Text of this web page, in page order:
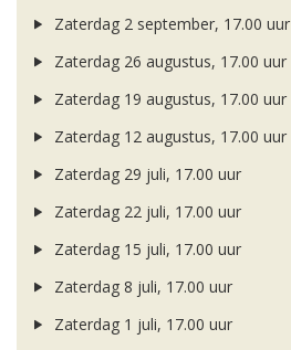
Zaterdag 2 september, 17.00 uur
Zaterdag 26 augustus, 17.00 uur
Zaterdag 19 augustus, 17.00 uur
Zaterdag 12 augustus, 17.00 uur
Zaterdag 29 juli, 17.00 uur
Zaterdag 22 juli, 17.00 uur
Zaterdag 15 juli, 17.00 uur
Zaterdag 8 juli, 17.00 uur
Zaterdag 1 juli, 17.00 uur